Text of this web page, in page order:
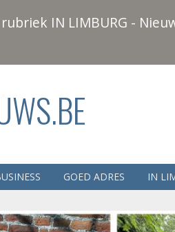
IN LIMBURG -
GOED ADRES IN